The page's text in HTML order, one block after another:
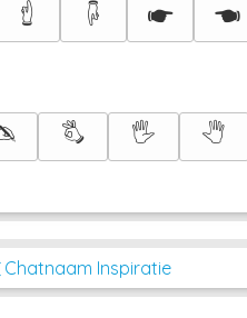
🖞 🖟 🖝 🖜
🖏 🖐 🖑
Chatnaam Inspiratie